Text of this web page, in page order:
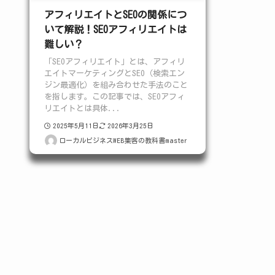
アフィリエイトとSEOの関係につ
いて解説！SEOアフィリエイトは
難しい？
「SEOアフィリエイト」とは、アフィリ
エイトマーケティングとSEO（検索エン
ジン最適化）を組み合わせた手法のこと
を指します。この記事では、SEOアフィ
リエイトとは具体...
2025年5月11日 2026年3月25日
ローカルビジネスWEB集客の教科書master